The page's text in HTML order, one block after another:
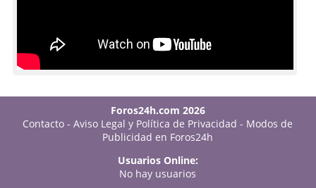
Foros24h.com 2026
Contacto -Aviso Legal y Política de Privacidad - Modos de
Publicidad en Foros24h
Usuarios Online:
No hay usuarios